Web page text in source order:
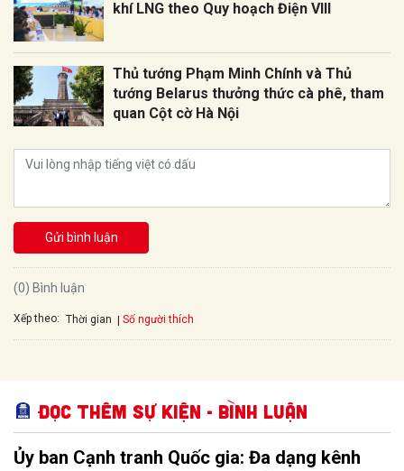
khí LNG theo Quy hoạch Điện VIII
Thủ tướng Phạm Minh Chính và Thủ
tướng Belarus thưởng thức cà phê, tham
quan Cột cờ Hà Nội
Gửi bình luận
(0) Bình luận
Xếp theo: Thời gian Số người thích
Đọc thêm Sự kiện - Bình luận
Ủy ban Cạnh tranh Quốc gia: Đa dạng kênh